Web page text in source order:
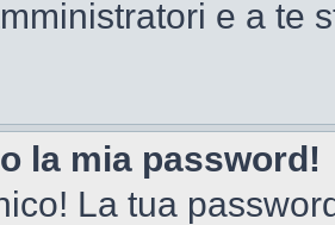
e a te
la mia password!
La tua